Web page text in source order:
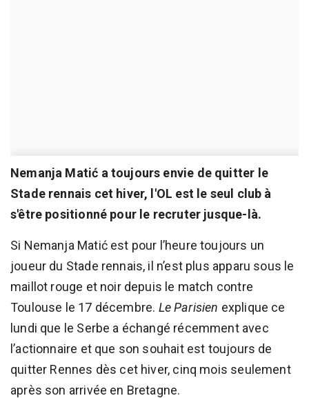
Nemanja Matić a toujours envie de quitter le
Stade rennais cet hiver, l'OL est le seul club à
s'être positionné pour le recruter jusque-là.
Si Nemanja Matić est pour l’heure toujours un
joueur du Stade rennais, il n’est plus apparu sous le
maillot rouge et noir depuis le match contre
Toulouse le 17 décembre. Le Parisien explique ce
lundi que le Serbe a échangé récemment avec
l’actionnaire et que son souhait est toujours de
quitter Rennes dès cet hiver, cinq mois seulement
après son arrivée en Bretagne.